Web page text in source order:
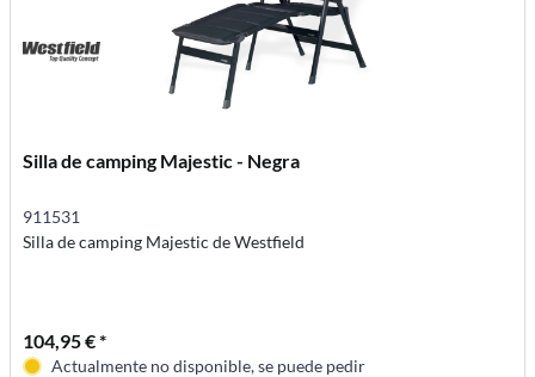
Silla de camping Majestic - Negra
911531
Silla de camping Majestic de Westfield
104,95 € *
Actualmente no disponible, se puede pedir